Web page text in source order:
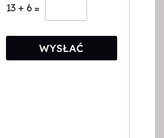
13 + 6 =
WYSŁAĆ